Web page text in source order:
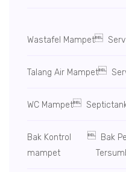
Wastafel Mampet
Talang Air Mampet
WC Mampet
Bak Kontrol
mampet
 Bak